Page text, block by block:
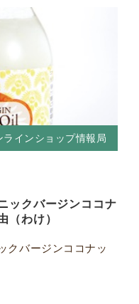
ラインショップ情報局
ックバージンココナ
（わけ）
クバージンココナッ